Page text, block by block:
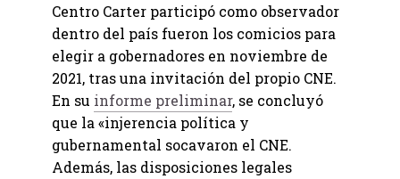
Centro Carter participó como observador
dentro del país fueron los comicios para
elegir a gobernadores en noviembre de
2021, tras una invitación del propio CNE.
En su informe preliminar, se concluyó
que la «injerencia política y
gubernamental socavaron el CNE.
Además, las disposiciones legales